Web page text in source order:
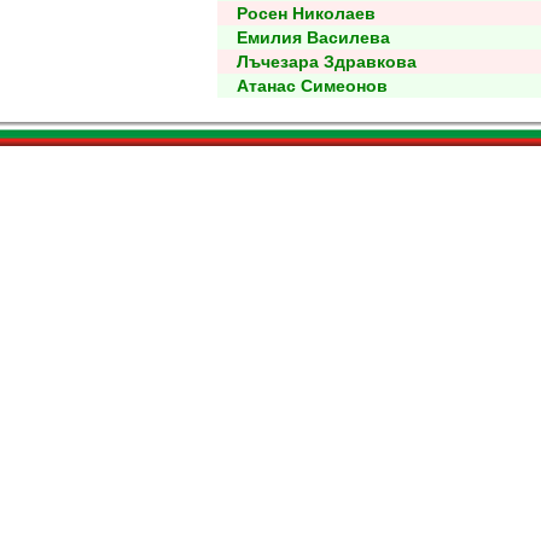
Росен Николаев
Емилия Василева
Лъчезара Здравкова
Атанас Симеонов